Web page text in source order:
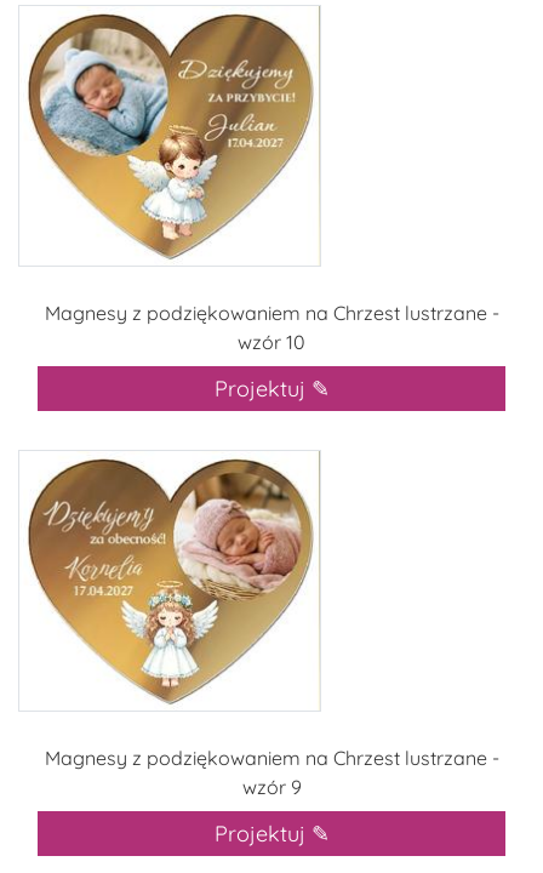
Magnesy z podziękowaniem na Chrzest lustrzane -
wzór 10
Projektuj ✎
Magnesy z podziękowaniem na Chrzest lustrzane -
wzór 9
Projektuj ✎